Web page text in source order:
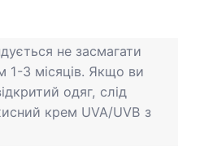
не засмагати
1-3 місяців. Якщо ви
одяг, слід
крем UVA/UVB з